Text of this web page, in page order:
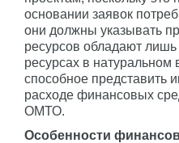
основании заявок
они должны указывать
ресурсов обладают
ресурсах в
способное представить
расходе финансовых
ОМТО.
Особенности